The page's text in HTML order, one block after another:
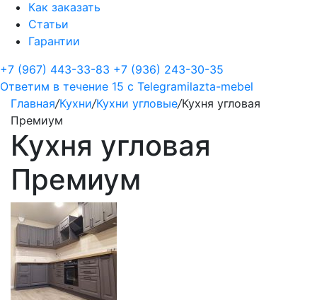
Как заказать
Статьи
Гарантии
+7 (967) 443-33-83 +7 (936) 243-30-35
Ответим в течение 15 с Telegramilazta-mebel
Главная/Кухни/Кухни угловые/Кухня угловая
Премиум
Кухня угловая
Премиум